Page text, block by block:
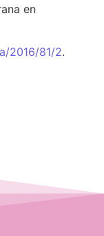
en
2016/81/2.